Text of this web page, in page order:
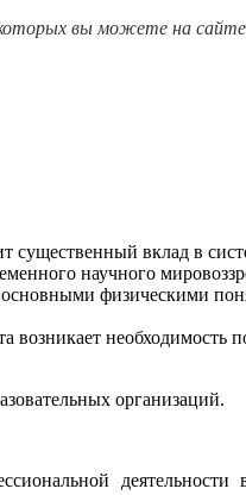
которых вы можете на сайте
существенный вклад в
научного
физическими
возникает
организаций.